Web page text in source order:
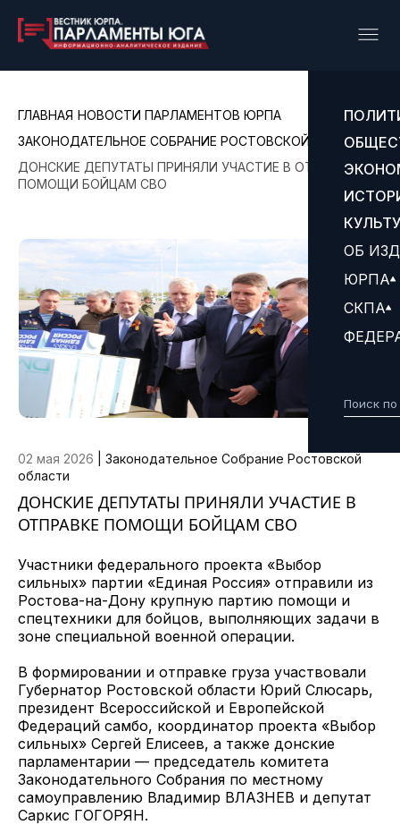
ОБ
ЮРПА
СКПА
ГЛАВНАЯ НОВОСТИ ПАРЛАМЕНТОВ ЮРПА
ЗАКОНОДАТЕЛЬНОЕ СОБРАНИЕ РОСТОВСКОЙ ОБЛАСТИ
ДОНСКИЕ ДЕПУТАТЫ ПРИНЯЛИ УЧАСТИЕ В ОТПРАВКЕ
ПОМОЩИ БОЙЦАМ СВО
02 мая 2026
Законодательное Собрание Ростовской
области
ДОНСКИЕ ДЕПУТАТЫ ПРИНЯЛИ УЧАСТИЕ В
ОТПРАВКЕ ПОМОЩИ БОЙЦАМ СВО
Участники федерального проекта «Выбор
сильных» партии «Единая Россия» отправили из
Ростова-на-Дону крупную партию помощи и
спецтехники для бойцов, выполняющих задачи в
зоне специальной военной операции.
В формировании и отправке груза участвовали
Губернатор Ростовской области Юрий Слюсарь,
президент Всероссийской и Европейской
Федераций самбо, координатор проекта «Выбор
сильных» Сергей Елисеев, а также донские
парламентарии — председатель комитета
Законодательного Собрания по местному
самоуправлению Владимир ВЛАЗНЕВ и депутат
Саркис ГОГОРЯН.